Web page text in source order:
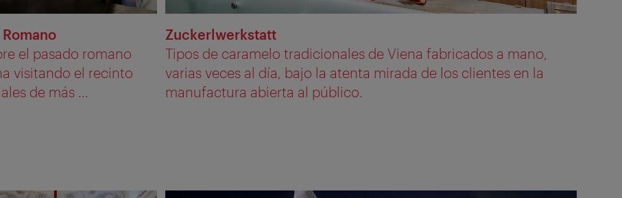
el pasado romano
visitando el recinto
de más ...
Zuckerlwerkstatt
Tipos de caramelo tradicionales de Viena fabricados a mano,
varias veces al día, bajo la atenta mirada de los clientes en la
manufactura abierta al público.